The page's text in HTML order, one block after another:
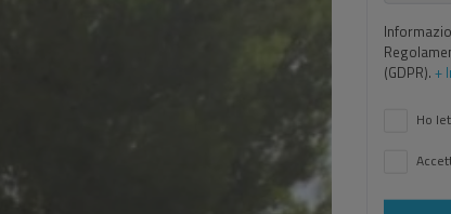
(GDPR). +
Ho